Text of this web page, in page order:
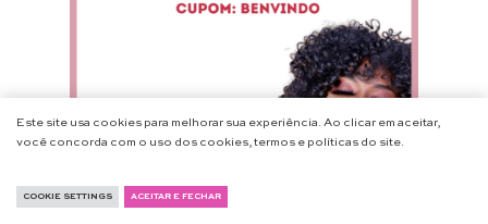
Este site usa cookies para melhorar sua experiência. Ao clicar em aceitar,
você concorda com o uso dos cookies, termos e políticas do site.
COOKIE SETTINGS ACEITAR E FECHAR